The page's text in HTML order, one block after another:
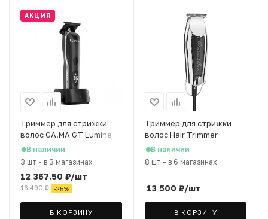
АКЦИЯ
Триммер для стрижки
волос GA.MA GT Lumine
Hyper-RO
В наличии
3 шт - в 3 магазинах
12 367.50 ₽/шт
16 490₽ -25%
В КОРЗИНУ
Триммер для стрижки
волос Hair Trimmer
Detailer Black, черный
В наличии
8 шт - в 6 магазинах
13 500 ₽/шт
В КОРЗИНУ